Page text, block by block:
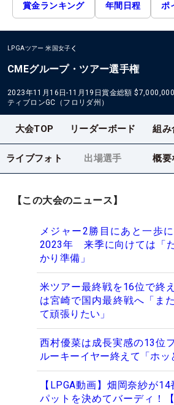
賞金ランキング 年間日程 ポ
LPGAツアー 米国女子
CMEグループ・ツアー選手権
2023年11月16日-11月19日賞金総額 $7,000,000
ティブロンGC（フロリダ州）
大会TOP リーダーボード 組み
ライブフォト 出場選手 概要
【この大会のニュース】
メジャー2勝目にあと一歩
2023年 来季に向けては「
かり準備」
米ツアー最終戦を16位で終
は宮崎で国内最終戦へ「ま
て頑張りたい」
西村優菜は成長実感の13位
ルーキーイヤー終えて「ホッ
【LPGA動画】畑岡奈紗が
パットを決めてバーディ！